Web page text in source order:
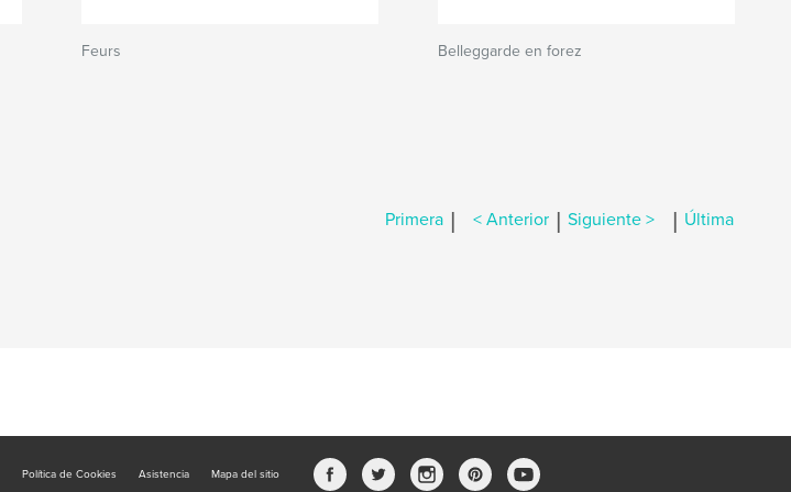
Feurs Belleggarde en forez
Primera | < Anterior | Siguiente > | Última
Política de Cookies Asistencia Mapa del sitio